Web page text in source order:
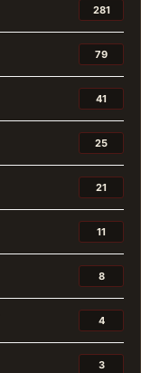
281
79
41
25
21
11
8
4
3